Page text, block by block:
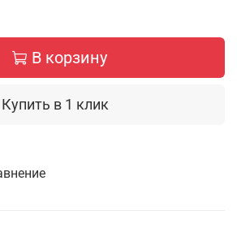
В корзину
Купить в 1 клик